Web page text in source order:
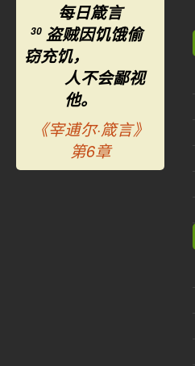
每日箴言
30 盗贼因饥饿偷
窃充饥，
人不会鄙视
他。
《宰逋尔·箴言》
第6章